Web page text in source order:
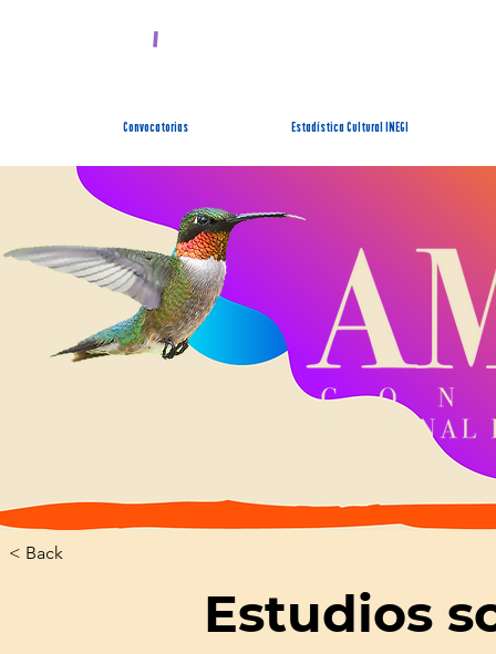
Convocatorias Estadística Cultural INEGI
< Back
Estudios